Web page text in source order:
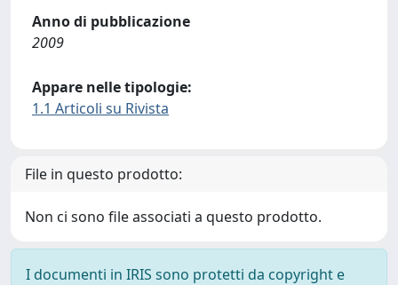
Anno di pubblicazione
2009
Appare nelle tipologie:
1.1 Articoli su Rivista
File in questo prodotto:
Non ci sono file associati a questo prodotto.
I documenti in IRIS sono protetti da copyright e